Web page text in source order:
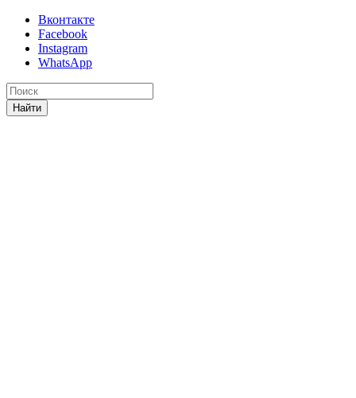
Вконтакте
Facebook
Instagram
WhatsApp
Найти